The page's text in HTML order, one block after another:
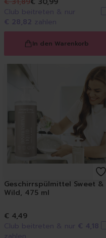
In den Warenkorb
Geschirrspülmittel Sweet &
Wild, 475 ml
€ 4,49